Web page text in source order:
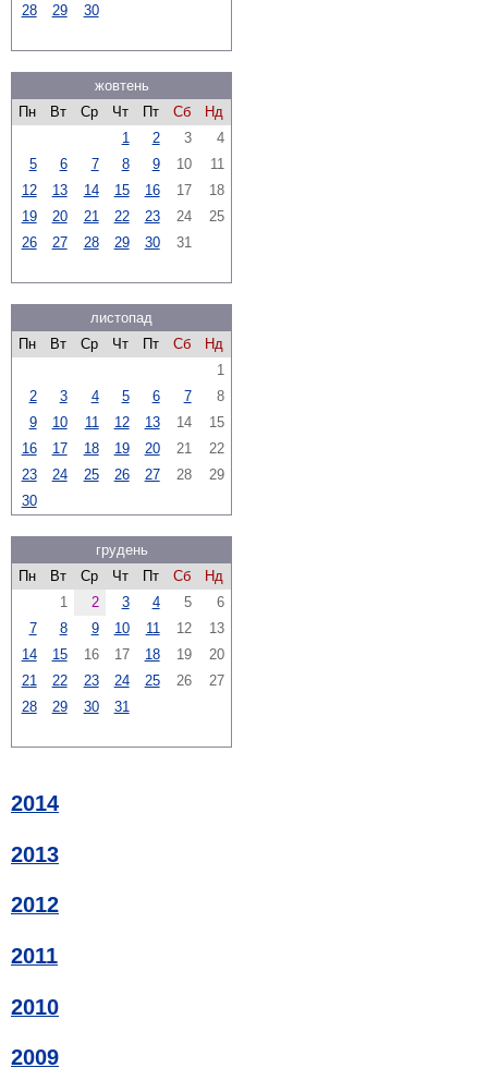
28
29 30
жовтень
Пн
Вт Ср Чт Пт Сб
Нд
1
2 3
4
5
6 7 8 9 10
11
12
13 14 15 16 17
18
19
20 21 22 23 24
25
26
27 28 29 30 31
листопад
Пн
Вт Ср Чт Пт Сб
Нд
1
2
3 4 5 6 7
8
9
10 11 12 13 14
15
16
17 18 19 20 21
22
23
24 25 26 27 28
29
30
грудень
Пн
Вт Ср Чт Пт Сб
Нд
1
2 3 4 5
6
7
8 9 10 11 12
13
14
15 16 17 18 19
20
21
22 23 24 25 26
27
28
29 30 31
2014
2013
2012
2011
2010
2009